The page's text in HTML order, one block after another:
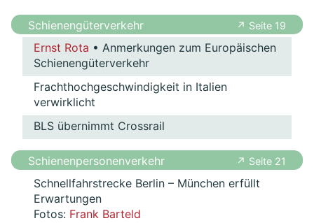
Schienengüterverkehr ↗ Seite 19
Ernst Rota • Anmerkungen zum Europäischen
Schienengüterverkehr
Frachthochgeschwindigkeit in Italien
verwirklicht
BLS übernimmt Crossrail
Schienenpersonenverkehr ↗ Seite 21
Schnellfahrstrecke Berlin – München erfüllt
Erwartungen
Fotos: Frank Barteld